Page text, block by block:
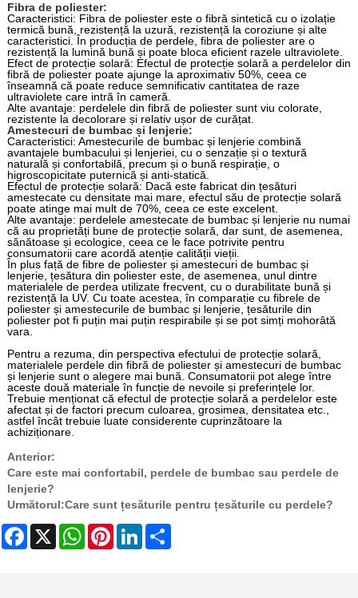
Fibra de poliester:
Caracteristici: Fibra de poliester este o fibră sintetică cu o izolație
termică bună, rezistență la uzură, rezistență la coroziune și alte
caracteristici. În producția de perdele, fibra de poliester are o
rezistență la lumină bună și poate bloca eficient razele ultraviolete.
Efect de protecție solară: Efectul de protecție solară a perdelelor din
fibră de poliester poate ajunge la aproximativ 50%, ceea ce
înseamnă că poate reduce semnificativ cantitatea de raze
ultraviolete care intră în cameră.
Alte avantaje: perdelele din fibră de poliester sunt viu colorate,
rezistente la decolorare și relativ ușor de curățat.
Amestecuri de bumbac și lenjerie:
Caracteristici: Amestecurile de bumbac și lenjerie combină
avantajele bumbacului și lenjeriei, cu o senzație și o textură
naturală și confortabilă, precum și o bună respirație, o
higroscopicitate puternică și anti-statică.
Efectul de protecție solară: Dacă este fabricat din țesături
amestecate cu densitate mai mare, efectul său de protecție solară
poate atinge mai mult de 70%, ceea ce este excelent.
Alte avantaje: perdelele amestecate de bumbac și lenjerie nu numai
că au proprietăți bune de protecție solară, dar sunt, de asemenea,
sănătoase și ecologice, ceea ce le face potrivite pentru
consumatorii care acordă atenție calității vieții.
În plus față de fibre de poliester și amestecuri de bumbac și
lenjerie, țesătura din poliester este, de asemenea, unul dintre
materialele de perdea utilizate frecvent, cu o durabilitate bună și
rezistență la UV. Cu toate acestea, în comparație cu fibrele de
poliester și amestecurile de bumbac și lenjerie, țesăturile din
poliester pot fi puțin mai puțin respirabile și se pot simți mohorâtă
vara.
Pentru a rezuma, din perspectiva efectului de protecție solară,
materialele perdele din fibră de poliester și amestecuri de bumbac
și lenjerie sunt o alegere mai bună. Consumatorii pot alege între
aceste două materiale în funcție de nevoile și preferințele lor.
Trebuie menționat că efectul de protecție solară a perdelelor este
afectat și de factori precum culoarea, grosimea, densitatea etc.,
astfel încât trebuie luate considerente cuprinzătoare la
achiziționare.
Anterior:
Care este mai confortabil, perdele de bumbac sau perdele de
lenjerie?
Următorul:Care sunt țesăturile pentru țesăturile cu perdele?
Facebook
X WhatsAppPinterestLinkedIn